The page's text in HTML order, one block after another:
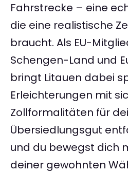
Fahrstrecke – eine
die eine realistische
braucht. Als EU-
Schengen-Land und
bringt Litauen dabei
Erleichterungen mit
Zollformalitäten für
Übersiedlungsgut
und du bewegst dich
deiner gewohnten